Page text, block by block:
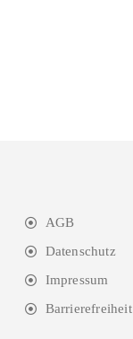
AGB
Datenschutz
Impressum
Barrierefreiheit